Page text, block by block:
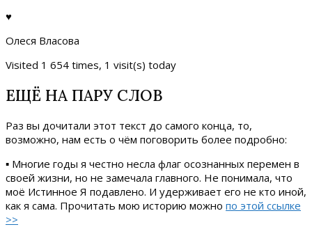
♥
Олеся Власова
Visited 1 654 times, 1 visit(s) today
ЕЩЁ НА ПАРУ СЛОВ
Раз вы дочитали этот текст до самого конца, то,
возможно, нам есть о чём поговорить более подробно:
▪ Многие годы я честно несла флаг осознанных перемен в
своей жизни, но не замечала главного. Не понимала, что
моё Истинное Я подавлено. И удерживает его не кто иной,
как я сама. Прочитать мою историю можно по этой ссылке
>>